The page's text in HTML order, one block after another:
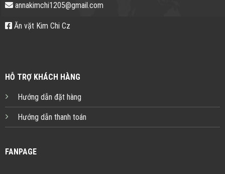
annakimchi1205@gmail.com
Ăn vặt Kim Chi Cz
HỖ TRỢ KHÁCH HÀNG
Hướng dẫn đặt hàng
Hướng dẫn thanh toán
FANPAGE